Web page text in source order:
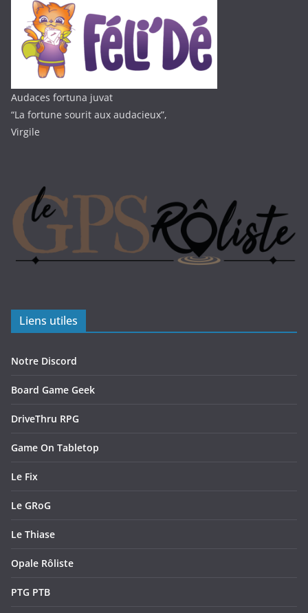
Audaces fortuna juvat
“La fortune sourit aux audacieux”,
Virgile
Liens utiles
Notre Discord
Board Game Geek
DriveThru RPG
Game On Tabletop
Le Fix
Le GRoG
Le Thiase
Opale Rôliste
PTG PTB